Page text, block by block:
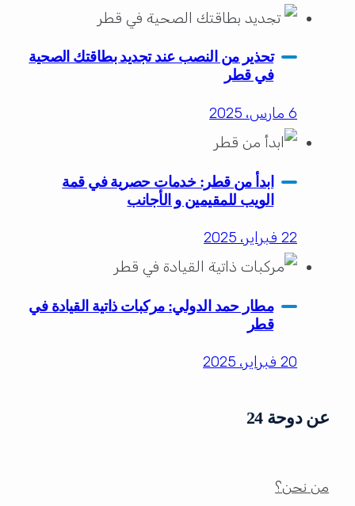
تحذير من النصب عند تجديد بطاقتك الصحية
في قطر
6 مارس، 2025
ابدأ من قطر: خدمات حصرية في قمة
الويب للمقيمين و الأجانب
22 فبراير، 2025
مطار حمد الدولي: مركبات ذاتية القيادة في
قطر
20 فبراير، 2025
عن دوحة 24
من نحن؟